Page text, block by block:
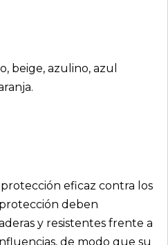
beige, azulino, azul
eficaz contra los
deben
y resistentes frente a
de modo que su